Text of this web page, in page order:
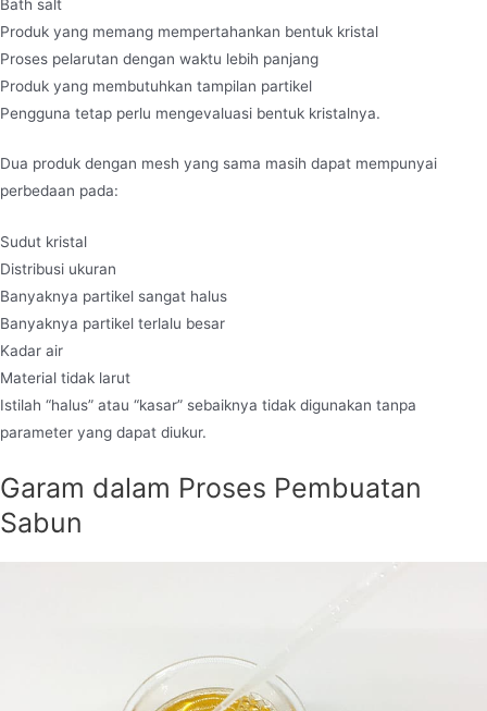
Bath salt
Produk yang memang mempertahankan bentuk kristal
Proses pelarutan dengan waktu lebih panjang
Produk yang membutuhkan tampilan partikel
Pengguna tetap perlu mengevaluasi bentuk kristalnya.
Dua produk dengan mesh yang sama masih dapat mempunyai
perbedaan pada:
Sudut kristal
Distribusi ukuran
Banyaknya partikel sangat halus
Banyaknya partikel terlalu besar
Kadar air
Material tidak larut
Istilah “halus” atau “kasar” sebaiknya tidak digunakan tanpa
parameter yang dapat diukur.
Garam dalam Proses Pembuatan
Sabun